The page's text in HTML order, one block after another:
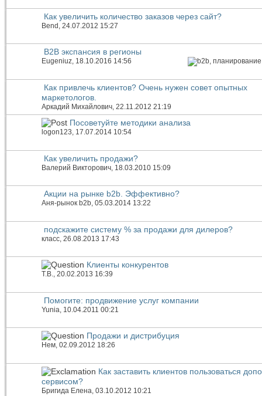
Как увеличить количество заказов через сайт?
Bend, 24.07.2012 15:27
B2B экспансия в регионы
Eugeniuz, 18.10.2016 14:56
Как привлечь клиентов? Очень нужен совет опытных
маркетологов.
Аркадий Михайлович , 22.11.2012 21:19
Посоветуйте методики анализа
logon123, 17.07.2014 10:54
Как увеличить продажи?
Валерий Викторович , 18.03.2010 15:09
Акции на рынке b2b. Эффективно?
Аня-рынок b2b, 05.03.2014 13:22
подскажите систему % за продажи для дилеров?
класс , 26.08.2013 17:43
Клиенты конкурентов
Т.В., 20.02.2013 16:39
Помогите: продвижение услуг компании
Yunia , 10.04.2011 00:21
Продажи и дистрибуция
Нем, 02.09.2012 18:26
Как заставить клиентов пользоваться
сервисом?
Бригида Елена , 03.10.2012 10:21